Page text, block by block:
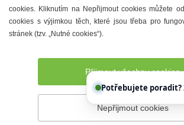
Denní meníčka
Prohlášení o přístupnosti Správce webu
cookies. Kliknutím na Nepřijmout cookies můžete
cookies s výjimkou těch, které jsou třeba pro
stránek (tzv. „Nutné cookies“).
Přijmout všechny cookies
Nepřijmout cookies
Potřebujete poradit?